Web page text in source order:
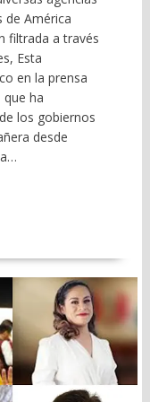
de América
filtrada a través
Esta
en la prensa
ha
los gobiernos
desde